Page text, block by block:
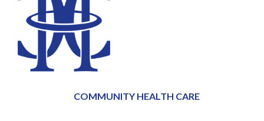
COMMUNITY HEALTH CARE